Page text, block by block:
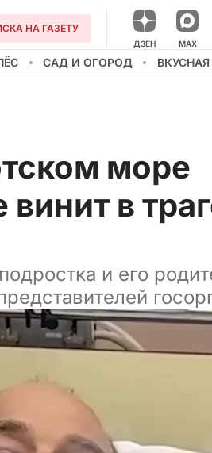
НА ГАЗЕТУ
ДЗЕН НАШ
MAX
САД И ОГОРОД
море
в
и его